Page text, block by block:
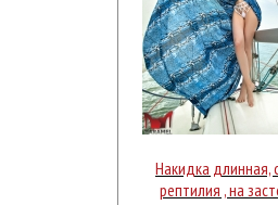
Накидка длинная,
рептилия , на